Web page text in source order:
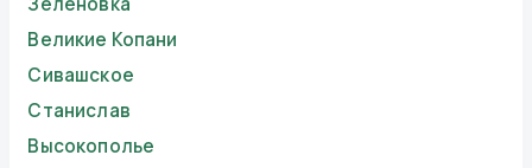
Великие Копани
Сивашское
Станислав
Высокополье